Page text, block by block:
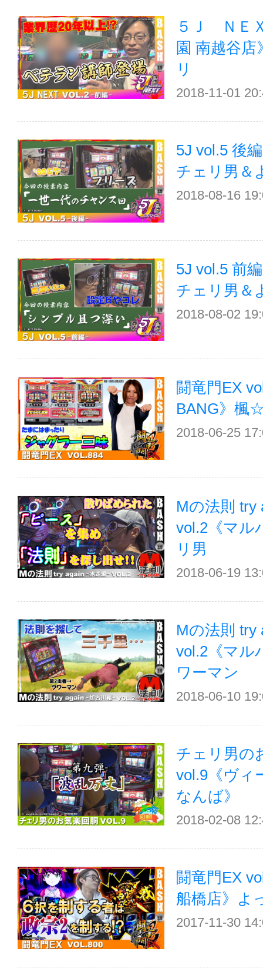
５Ｊ ＮＥ
園 南越谷
リ
2018-11-01
5J vol.5 後
チェリ男＆
2018-08-16
5J vol.5 前
チェリ男＆
2018-08-02
闘竜門EX
BANG》楓
2018-06-25
Mの法則 try
vol.2《マル
リ男
2018-06-19
Mの法則 try
vol.2《マル
ワーマン
2018-06-10
チェリ男の
vol.9《ヴィ
なんば》
2018-02-08
闘竜門EX
船橋店》よ
2017-11-30